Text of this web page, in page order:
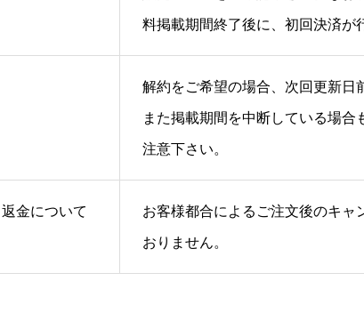
料掲載期間終了後に、初回決済が
解約をご希望の場合、次回更新日
また掲載期間を中断している場
注意下さい。
金について お客様都合によるご注文後のキャ
おりません。